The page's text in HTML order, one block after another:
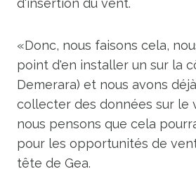
d'insertion du vent.
«Donc, nous faisons cela,
point d'en installer un sur la
Demerara) et nous avons
collecter des données sur le
nous pensons que cela
pour les opportunités de
tête de Gea.